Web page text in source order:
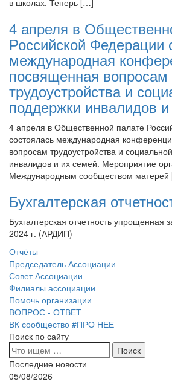
в школах. Теперь […]
4 апреля в
Российской Федерации
международная
посвященная вопросам
трудоустройства и
поддержки инвалидов
4 апреля в Общественной палате
состоялась международная
вопросам трудоустройства и
инвалидов и их семей. Мероприятие
Международным сообществом
Бухгалтерская
Бухгалтерская отчетность упрощенная
2024 г. (АРДИП)
Отчёты
Председатель Ассоциации
Совет Ассоциации
Филиалы ассоциации
Помочь организации
ВОПРОС - ОТВЕТ
ВК сообщество #ПРО НЕЕ
Поиск по сайту
Последние новости
05/08/2026